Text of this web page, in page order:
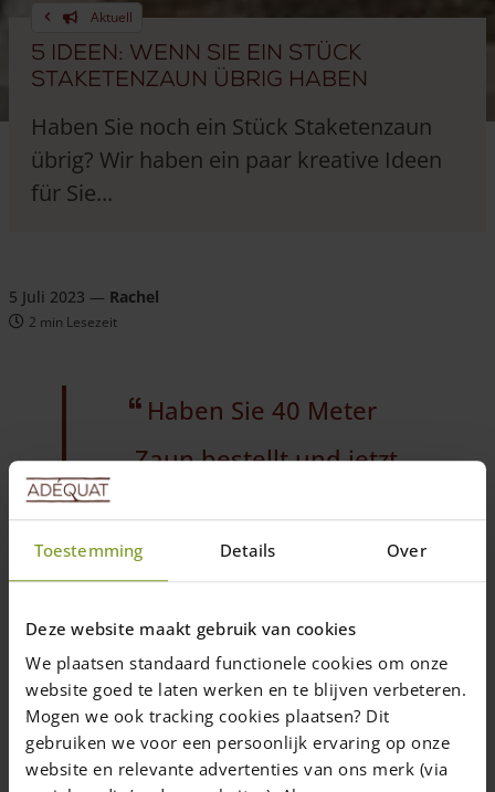
Toestemming Details Over
Deze website maakt gebruik van cookies
We plaatsen standaard functionele cookies om onze
website goed te laten werken en te blijven verbeteren.
Mogen we ook tracking cookies plaatsen? Dit
gebruiken we voor een persoonlijk ervaring op onze
website en relevante advertenties van ons merk (via
Aktuell
5 Ideen: Wenn Sie ein Stück
Staketenzaun übrig haben
Haben Sie noch ein Stück Staketenzaun
übrig? Wir haben ein paar kreative Ideen
für Sie...
5 Juli 2023 — Rachel
2 min Lesezeit
Haben Sie 40 Meter
Zaun bestellt und jetzt
zu schade, um den
gibt viele kreative
Einsatzmöglichkeiten
für die Reststücke!